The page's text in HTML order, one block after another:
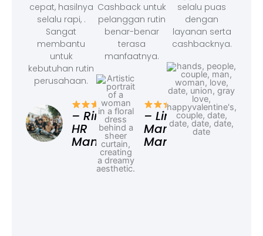
cepat, hasilnya
selalu rapi, .
Sangat
membantu
untuk
kebutuhan rutin
perusahaan.
– Rina,
HR
Manager
Cashback untuk
pelanggan rutin
benar-benar
terasa
manfaatnya.
– Linda,
Marketing
Manager
selalu puas
dengan
layanan serta
cashbacknya.